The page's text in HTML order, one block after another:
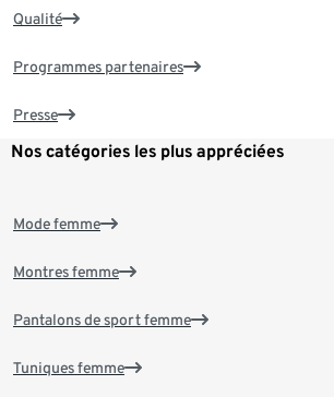
Qualité
Programmes partenaires
Presse
Nos catégories les plus appréciées
Mode femme
Montres femme
Pantalons de sport femme
Tuniques femme